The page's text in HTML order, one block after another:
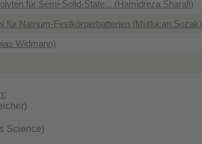
für Semi-Solid-State... (Hamidreza Sharafi)
für Natrium-Festkörperbatterien (Mutlucan Sozak)
Widmann)
Science)